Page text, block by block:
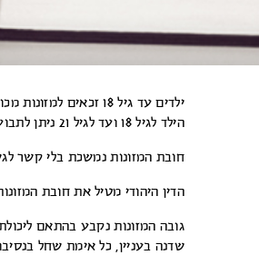
הילד לגיל 18 ועד לגיל 21 ניתן לתבוע מזונות מופחתים.
חובת המזונות נמשכת בלי קשר
הדין היהודי מטיל את חובת
גובה המזונות נקבע בהתאם